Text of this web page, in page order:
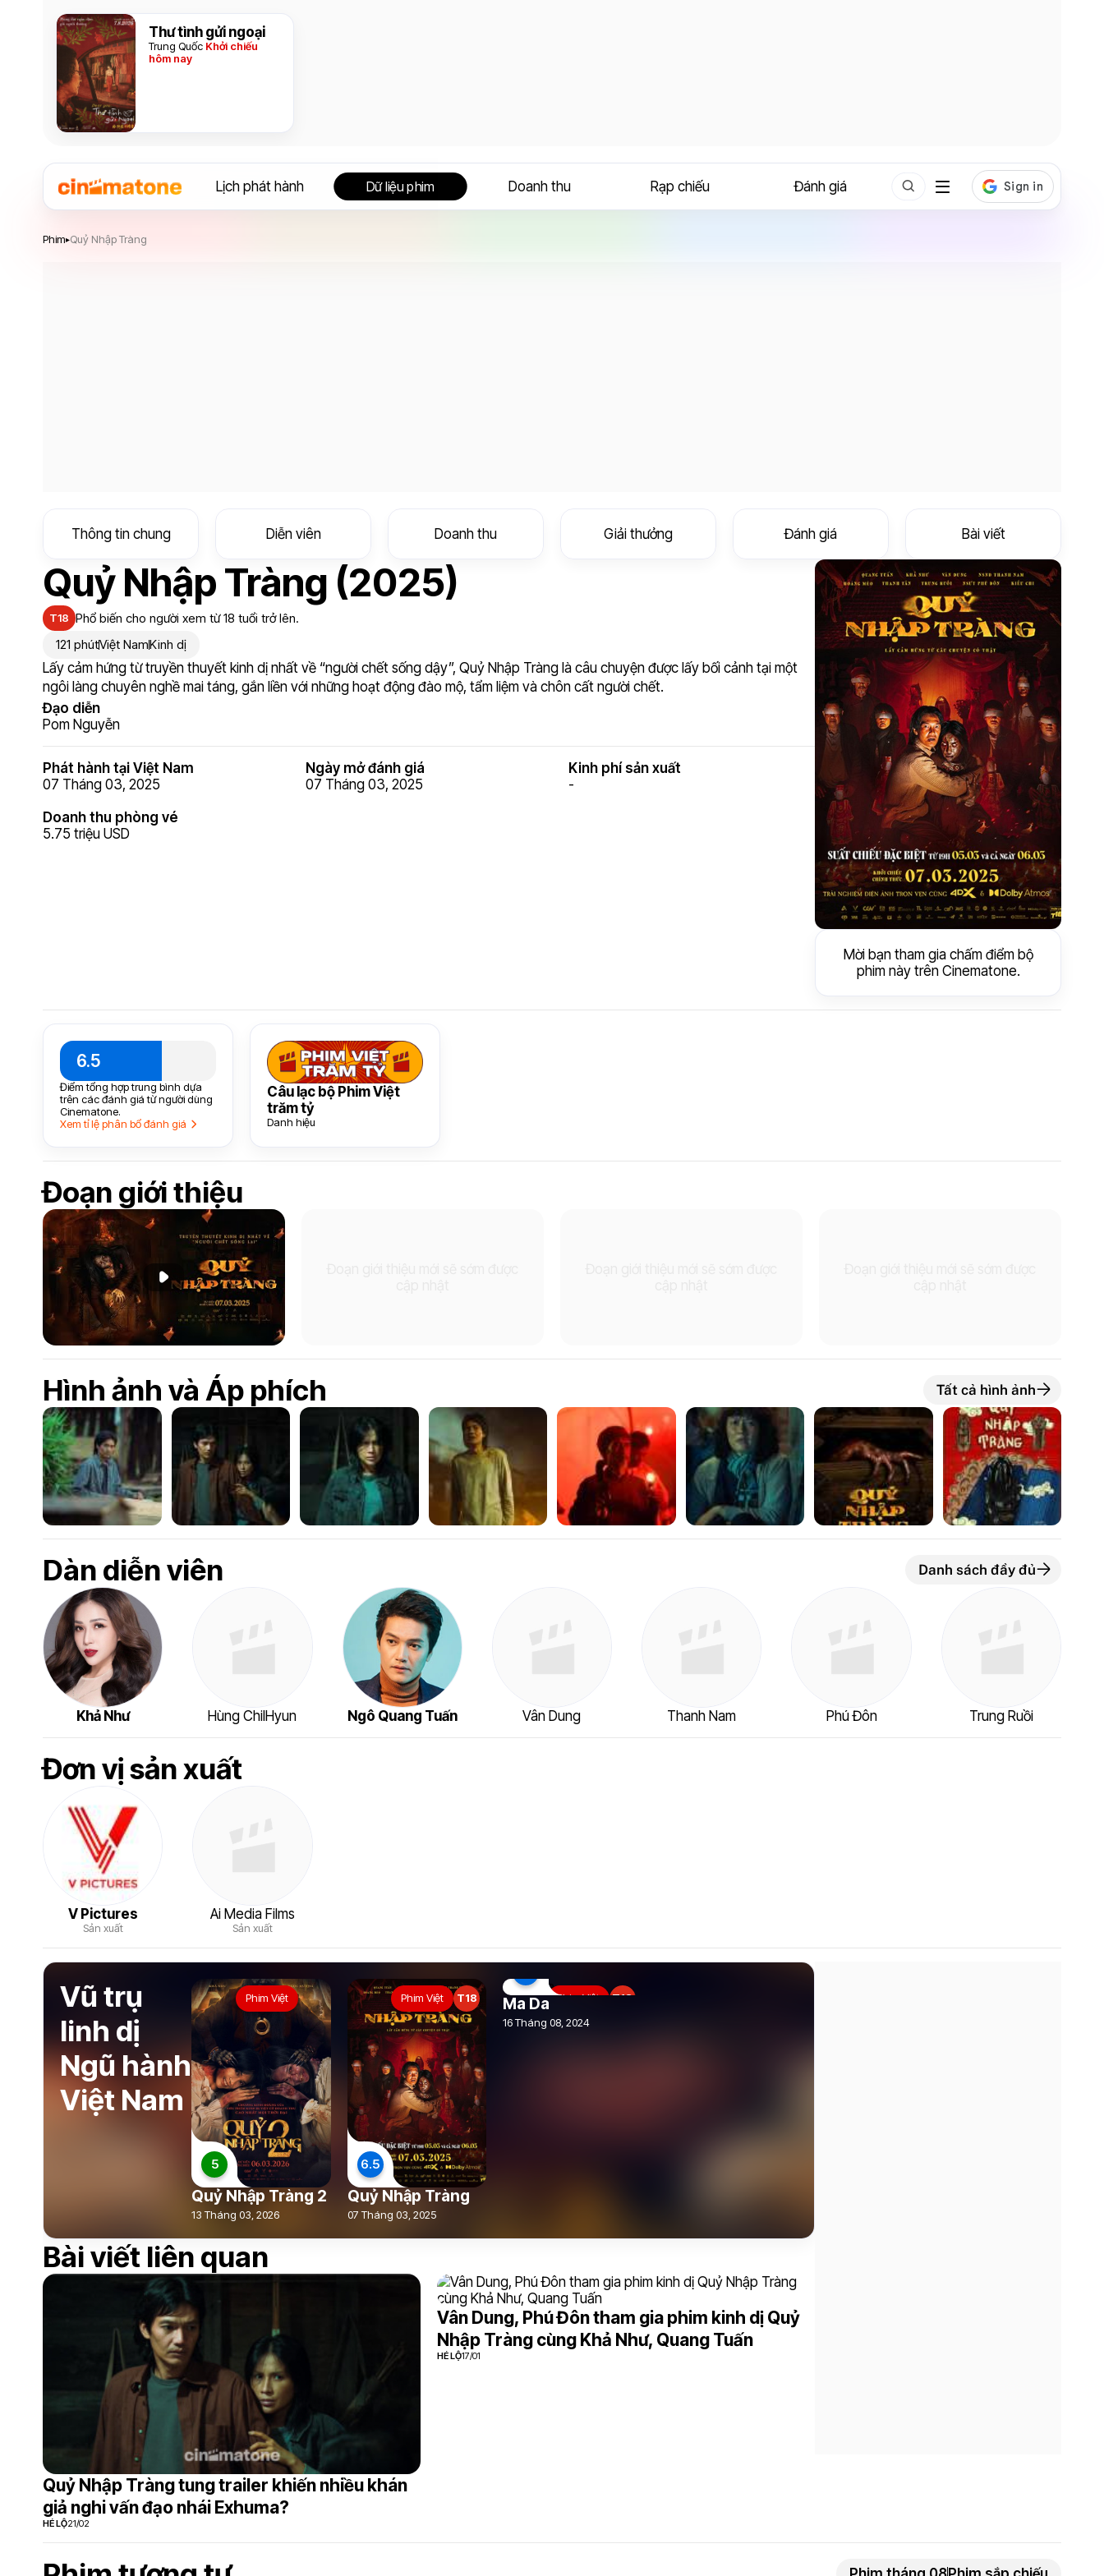
Thư tình gửi ngoại
Trung Quốc Khởi chiếu
hôm nay
Lịch phát hành Dữ liệu phim Doanh thu Rạp chiếu Đánh giá
Phim▸Quỷ Nhập Tràng
Thông tin chung Diễn viên Doanh thu Giải thưởng Đánh giá Bài viết
Quỷ Nhập Tràng (2025)
T18 Phổ biến cho người xem từ 18 tuổi trở lên.
121 phútViệt NamKinh dị
Lấy cảm hứng từ truyền thuyết kinh dị nhất về “người chết sống dậy”, Quỷ Nhập Tràng là câu chuyện được lấy bối cảnh tại một
ngôi làng chuyên nghề mai táng, gắn liền với những hoạt động đào mộ, tẩm liệm và chôn cất người chết.
Đạo diễn
Pom Nguyễn
Phát hành tại Việt Nam
07 Tháng 03, 2025
Ngày mở đánh giá
07 Tháng 03, 2025
Kinh phí sản xuất
-
Doanh thu phòng vé
5.75 triệu USD
Mời bạn tham gia chấm điểm bộ
phim này trên Cinematone.
6.5
Điểm tổng hợp trung bình dựa
trên các đánh giá từ người dùng
Cinematone.
Xem tỉ lệ phân bổ đánh giá
Câu lạc bộ Phim Việt
trăm tỷ
Danh hiệu
Đoạn giới thiệu
Phát đoạn giới thiệu
Hình ảnh và Áp phích Tất cả hình ảnh
Dàn diễn viên Danh sách đầy đủ
Khả Như Hùng ChilHyun Ngô Quang Tuấn Vân Dung Thanh Nam Phú Đôn Trung Ruồi
Đơn vị sản xuất
V Pictures
Sản xuất
Ai Media Films
Sản xuất
Vũ trụ
linh dị
Ngũ hành
Việt Nam
Phim Việt
5
Quỷ Nhập Tràng 2
13 Tháng 03, 2026
Phim Việt T18
6.5
Quỷ Nhập Tràng
07 Tháng 03, 2025
Phim Việt T18
Ma Da
16 Tháng 08, 2024
Bài viết liên quan
Quỷ Nhập Tràng tung trailer khiến nhiều khán
giả nghi vấn đạo nhái Exhuma?
HÉ LỘ21/02
Vân Dung, Phú Đôn tham gia phim kinh dị Quỷ
Nhập Tràng cùng Khả Như, Quang Tuấn
HÉ LỘ17/01